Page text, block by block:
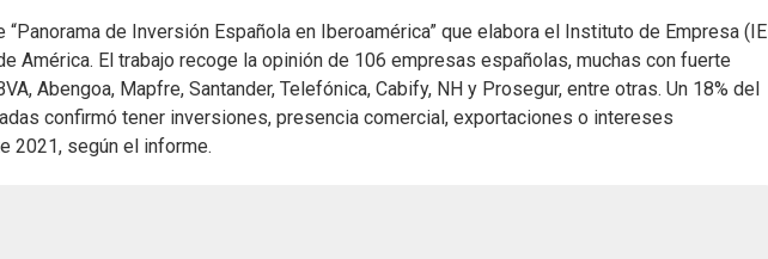
de Inversión Española en Iberoamérica” que elabora el Instituto de Empresa (IE
América. El trabajo recoge la opinión de 106 empresas españolas, muchas con fuerte
Abengoa, Mapfre, Santander, Telefónica, Cabify, NH y Prosegur, entre otras. Un 18% del
confirmó tener inversiones, presencia comercial, exportaciones o intereses
2021, según el informe.